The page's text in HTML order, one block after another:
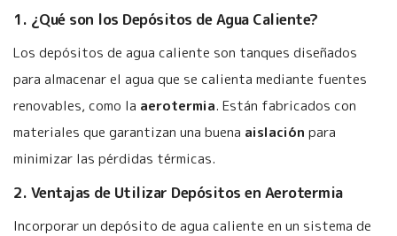
1. ¿Qué son los Depósitos de Agua Caliente?
Los depósitos de agua caliente son tanques diseñados
para almacenar el agua que se calienta mediante fuentes
renovables, como la aerotermia. Están fabricados con
materiales que garantizan una buena aislación para
minimizar las pérdidas térmicas.
2. Ventajas de Utilizar Depósitos en Aerotermia
Incorporar un depósito de agua caliente en un sistema de